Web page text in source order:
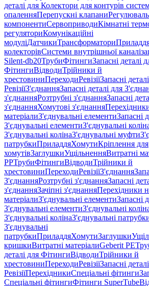
деталі для Колектори для контурів
опаленняПерепускні клапани
компонентиСервоприводиКімнатні
регуляториКомунікаційні
модуліДатчикиТрансформатори
колекторівСистеми внутрішньої
Silent-db20ТрубиФітингиЗапасні деталі
ФітингиВідводиТрійники й
хрестовиниПереходиРевізіїЗапасні
РевізіїЗ'єднанняЗапасні деталі для
з'єднанняРозтрубні з'єднанняЗапасні
з'єднанняХомутові з'єднання
матеріалиЗ'єднувальні елементиЗапасні
З'єднувальні елементиЗ'єднувальні
З'єднувальні колінаЗ'єднувальні муфти
патрубкиПриладдяХомутиКріплення для
хомутівЗаглушкиУщільненняВитратні
PPТрубиФітингиВідводиТрійники й
хрестовиниПереходиРевізіїЗ'єднання
З'єднанняРозтрубні з'єднанняЗапасні
з'єднанняЗачіпні з'єднанняПерехідники
матеріалиЗ'єднувальні елементиЗапасні
З'єднувальні елементиЗ'єднувальні
З'єднувальні колінаЗ'єднувальні
З'єднувальні
патрубкиПриладдяХомутиЗаглушки
кришкиВитратні матеріалиGeberit PE
деталі для ФітингиВідводиТрійники й
хрестовиниПереходиРевізіїЗапасні
РевізіїПерехідникиСпеціальні фітинги
Спеціальні фітингиФітинги SuperTube